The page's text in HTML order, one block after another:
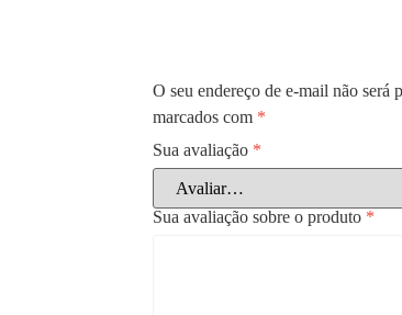
O seu endereço de e-mail não será
marcados com *
Sua avaliação *
Sua avaliação sobre o produto *